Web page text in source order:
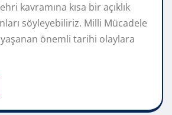
kavramına kısa bir açıklık
söyleyebiliriz. Milli Mücadele
önemli tarihi olaylara